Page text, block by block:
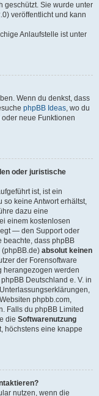
geschützt. Sie wurde unter
veröffentlicht und kann
Anlaufstelle ist unter
Wenn du denkst, dass
phpBB Ideas, wo du
neue Funktionen
oder juristische
ist, ist ein
so keine Antwort erhältst,
dazu eine
einem kostenlosen
— den Support oder
beachte, dass phpBB
(phpBB.de) absolut keinen
der Forensoftware
herangezogen werden
Deutschland e. V. in
phpbb.com,
Falls du phpBB Limited
die Softwarenutzung
höchstens eine knappe
nutzen, wenn die